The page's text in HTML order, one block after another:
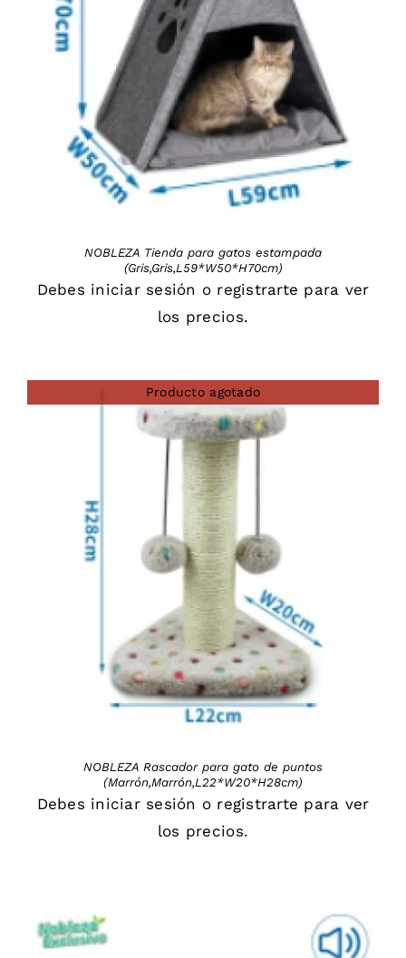
DETAILS
NOBLEZA Tienda para gatos estampada
(Gris,Gris,L59*W50*H70cm)
Debes iniciar sesión o registrarte para ver
los precios.
Producto agotado
DETAILS
NOBLEZA Rascador para gato de puntos
(Marrón,Marrón,L22*W20*H28cm)
Debes iniciar sesión o registrarte para ver
los precios.